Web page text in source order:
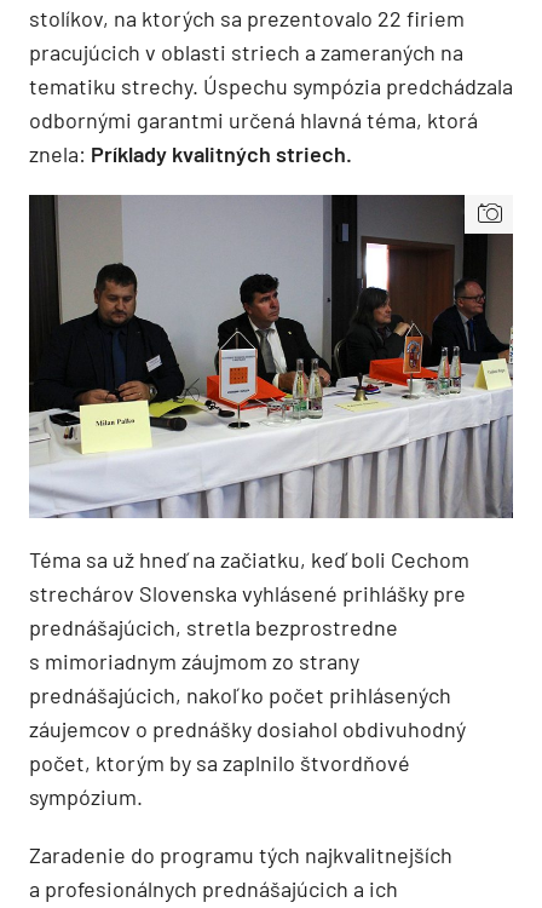
stolíkov, na ktorých sa prezentovalo 22 firiem
pracujúcich v oblasti striech a zameraných na
tematiku strechy. Úspechu sympózia predchádzala
odbornými garantmi určená hlavná téma, ktorá
znela: Príklady kvalitných striech.
Téma sa už hneď na začiatku, keď boli Cechom
strechárov Slovenska vyhlásené prihlášky pre
prednášajúcich, stretla bezprostredne
s mimoriadnym záujmom zo strany
prednášajúcich, nakoľko počet prihlásených
záujemcov o prednášky dosiahol obdivuhodný
počet, ktorým by sa zaplnilo štvordňové
sympózium.
Zaradenie do programu tých najkvalitnejších
a profesionálnych prednášajúcich a ich